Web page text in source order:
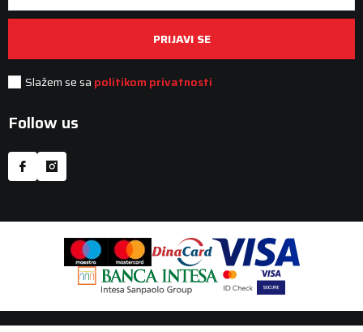
PRIJAVI SE
Slažem se sa politikom privatnosti
Follow us